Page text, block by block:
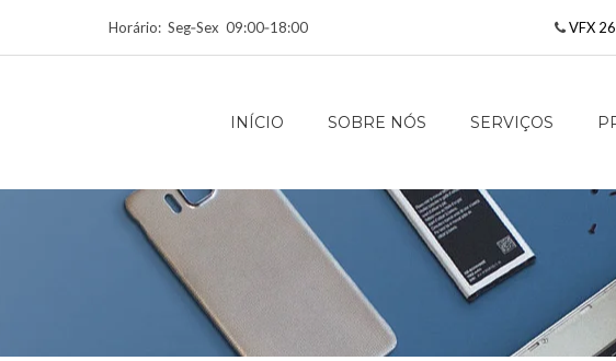
Horário: Seg‑Sex 09:00‑18:00 VFX
INÍCIO SOBRE NÓS SERVIÇOS